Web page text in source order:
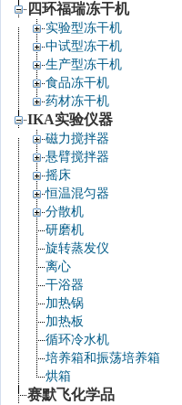
四环福瑞冻干机
实验型冻干机
中试型冻干机
生产型冻干机
食品冻干机
药材冻干机
IKA实验仪器
磁力搅拌器
悬臂搅拌器
摇床
恒温混匀器
分散机
研磨机
旋转蒸发仪
离心
干浴器
加热锅
加热板
循环冷水机
培养箱和振荡培养箱
烘箱
赛默飞化学品